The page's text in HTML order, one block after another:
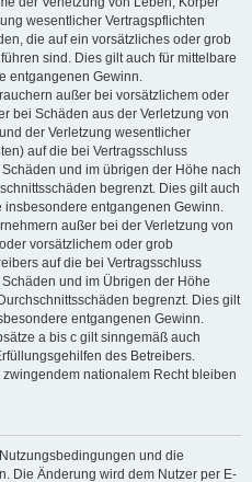
wesentlicher Vertragspflichten
die auf ein vorsätzliches oder grob
sind. Dies gilt auch für mittelbare
entgangenen Gewinn.
außer bei vorsätzlichem oder
bei Schäden aus der Verletzung von
der Verletzung wesentlicher
auf die bei Vertragsschluss
und im übrigen der Höhe nach
begrenzt. Dies gilt auch
entgangenen Gewinn.
außer bei der Verletzung von
vorsätzlichem oder grob
auf die bei Vertragsschluss
und im Übrigen der Höhe
begrenzt. Dies gilt
entgangenen Gewinn.
a bis c gilt sinngemäß auch
des Betreibers.
nationalem Recht bleiben
und die
Die Änderung wird dem Nutzer per E-